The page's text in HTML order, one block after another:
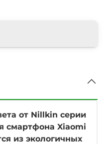
от Nillkin серии
смартфона Xiaomi
из экологичных